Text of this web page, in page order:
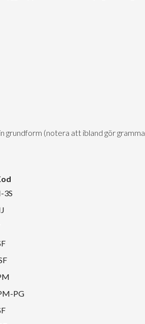
grundform (notera att ibland gör
3S
PG